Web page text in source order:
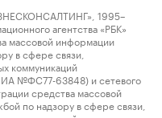
1995–
агентства «РБК»
массовой информации
в сфере связи,
коммуникаций
ИА №ФС77-63848) и сетевого
средства массовой
по надзору в сфере связи,